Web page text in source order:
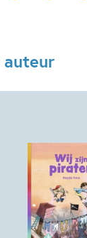
auteur